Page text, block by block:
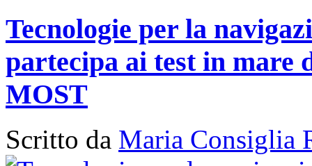
Tecnologie per la
partecipa ai test in mare
MOST
Scritto da Maria Consiglia